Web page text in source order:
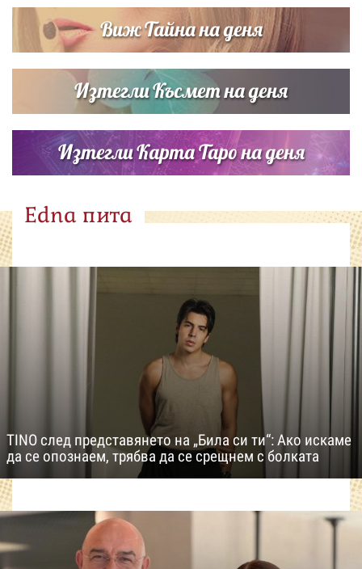
Виж Тайна на деня
Изтегли Късмет на деня
Изтегли Карта Таро на деня
Edna пита
TINO след представянето на „Била си ти“: Ако искаме
да се опознаем, трябва да се срещнем с болката